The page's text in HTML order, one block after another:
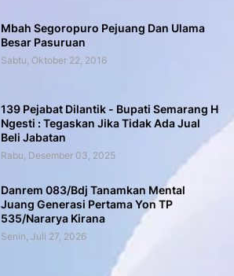
Mbah Segoropuro Pejuang Dan Ulama
Besar Pasuruan
Sabtu, Oktober 22, 2016
139 Pejabat Dilantik - Bupati Semarang H
Ngesti : Tegaskan Jika Tidak Ada Jual
Beli Jabatan
Rabu, Desember 03, 2025
Danrem 083/Bdj Tanamkan Mental
Juang Generasi Pertama Yon TP
535/Nararya Kirana
Senin, Juli 27, 2026